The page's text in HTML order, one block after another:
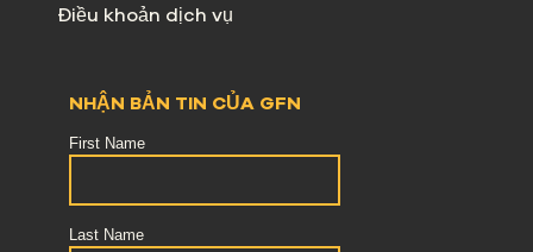
Điều khoản dịch vụ
NHẬN BẢN TIN CỦA GFN